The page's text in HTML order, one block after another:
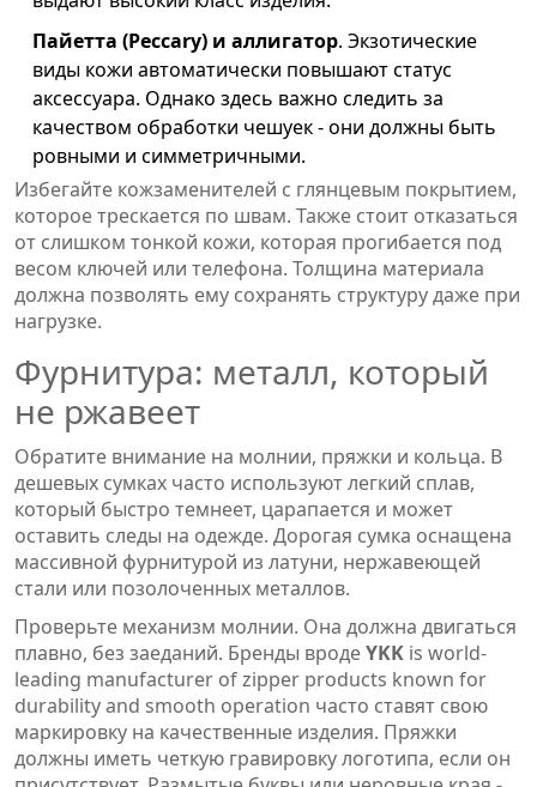
Пайетта (Peccary) и аллигатор. Экзотические
виды кожи автоматически повышают статус
аксессуара. Однако здесь важно следить за
качеством обработки чешуек - они должны быть
ровными и симметричными.
Избегайте кожзаменителей с глянцевым покрытием,
которое трескается по швам. Также стоит отказаться
от слишком тонкой кожи, которая прогибается под
весом ключей или телефона. Толщина материала
должна позволять ему сохранять структуру даже при
нагрузке.
Фурнитура: металл, который
не ржавеет
Обратите внимание на молнии, пряжки и кольца. В
дешевых сумках часто используют легкий сплав,
который быстро темнеет, царапается и может
оставить следы на одежде. Дорогая сумка оснащена
массивной фурнитурой из латуни, нержавеющей
стали или позолоченных металлов.
Проверьте механизм молнии. Она должна двигаться
плавно, без заеданий. Бренды вродеYKK is world-
leading manufacturer of zipper products known for
durability and smooth operation часто ставят свою
маркировку на качественные изделия. Пряжки
должны иметь четкую гравировку логотипа, если он